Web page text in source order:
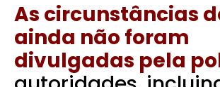
As circunstâncias
ainda não foram
divulgadas pela